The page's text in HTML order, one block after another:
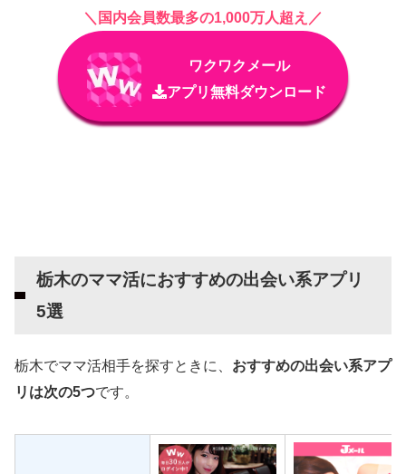
＼国内会員数最多の1,000万人超え／
ワクワクメール
アプリ無料ダウンロード
栃木のママ活におすすめの出会い系アプリ
5選
栃木でママ活相手を探すときに、 おすすめの出会い系アプ
リは次の5つです。